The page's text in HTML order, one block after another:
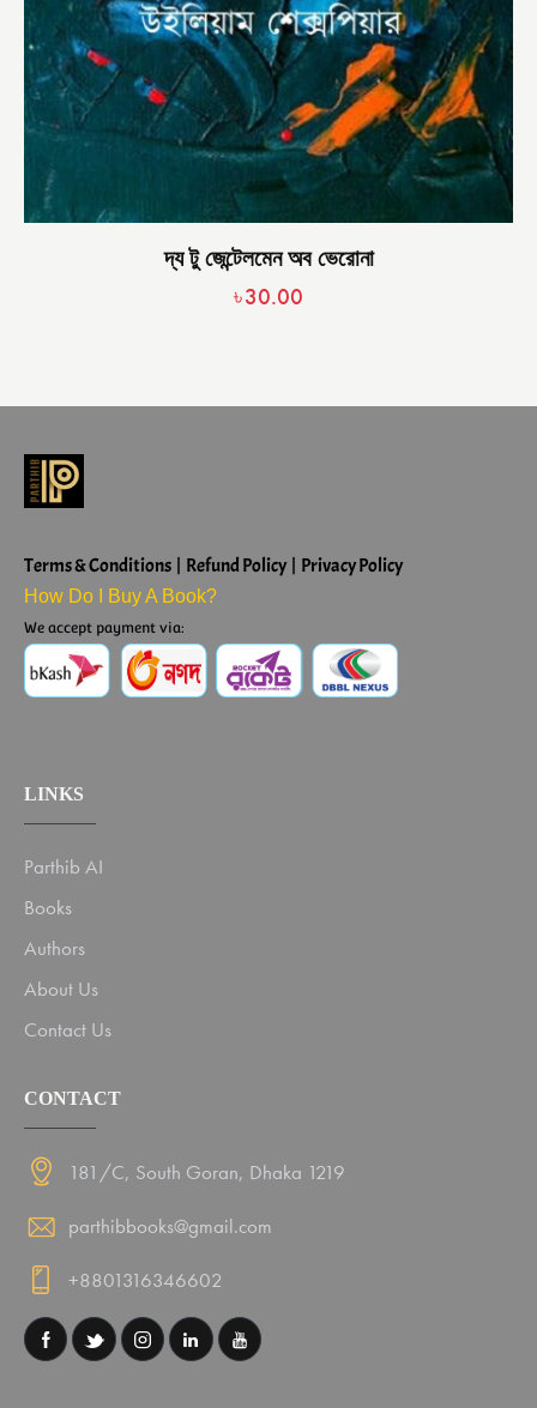
দ্য টু জেন্টেলমেন অব ভেরোনা
৳30.00
Terms & Conditions | Refund Policy | Privacy Policy
How Do I Buy A Book?
We accept payment via:
LINKS
Parthib AI
Books
Authors
About Us
Contact Us
CONTACT
181/C, South Goran, Dhaka 1219
parthibbooks@gmail.com
+8801316346602